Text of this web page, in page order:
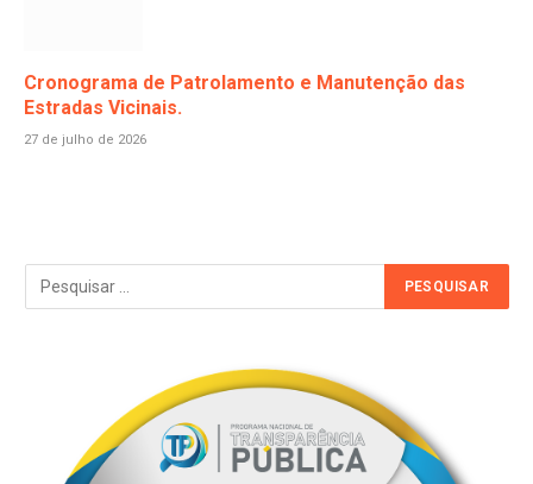
Cronograma de Patrolamento e Manutenção das
Estradas Vicinais.
27 de julho de 2026